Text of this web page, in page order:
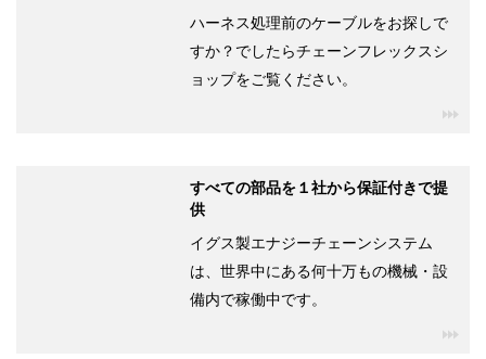
ハーネス処理前のケーブルをお探しで
すか？でしたらチェーンフレックスシ
ョップをご覧ください。
すべての部品を１社から保証付きで提
供
イグス製エナジーチェーンシステム
は、世界中にある何十万もの機械・設
備内で稼働中です。